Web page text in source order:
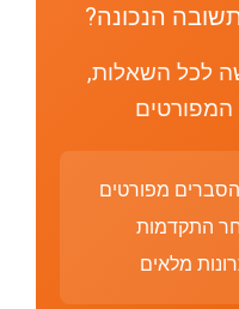
הנכונה?
לכל השאלות,
המפורטים
מפורטים
התקדמות